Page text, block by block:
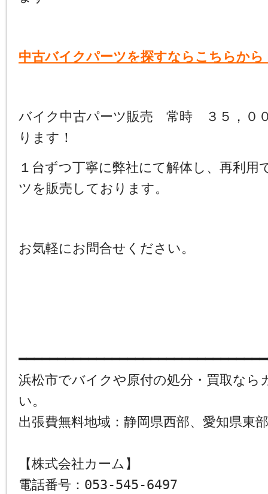
中古バイクパーツを探すならこちらから
バイク中古パーツ販売 常時 ３５，０
ります！
１台ずつ丁寧に弊社にて解体し、再利用
ツを販売しております。
お気軽にお問合せください。
浜松市でバイクや原付の処分・買取なら
い。
出張費無料地域：静岡県西部、愛知県東部
【株式会社カーム】
電話番号：053-545-6497